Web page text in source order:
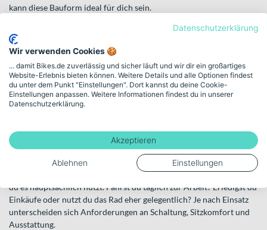
kann diese Bauform ideal für dich sein.
Urbanbikes – sportlicher Touch im Alltag
Wenn du ein etwas dynamischeres Fahrgefühl suchst, lohnt sich ein
Blick aufUrbanbikes
. Sie kombinieren alltagstaugliche
Eigenschaften mit einer etwas sportlicheren Geometrie. Oft stehen
sie für ein reduziertes Design und eignen sich besonders für den
täglichen Arbeitsweg mit leichtem Tempoanspruch. Trotz der
sportlicheren Note bleiben sie klar auf urbane Nutzung ausgelegt.
So findest du das passende
Citybike
Beim Kauf eines Citybikes solltest du dir zunächst überlegen, wofür
du es hauptsächlich nutzt. Fährst du täglich zur Arbeit? Erledigst du
Einkäufe oder nutzt du das Rad eher gelegentlich? Je nach Einsatz
unterscheiden sich Anforderungen an Schaltung, Sitzkomfort und
Ausstattung.
Datenschutzerklärung
Wir verwenden Cookies 🍪
... damit Bikes.de zuverlässig und sicher läuft und wir dir ein großartiges
Website-Erlebnis bieten können. Weitere Details und alle Optionen findest
du unter dem Punkt "Einstellungen". Dort kannst du deine Cookie-
Einstellungen anpassen. Weitere Informationen findest du in unserer
Datenschutzerklärung.
Akzeptieren
Ablehnen Einstellungen